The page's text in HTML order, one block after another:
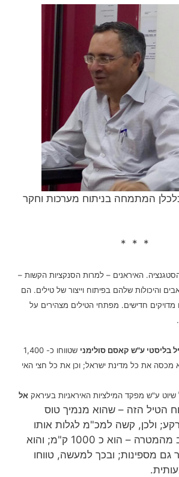
המתמחה בניתוח מערכות וחקר
* * *
האיראנים – למרות הסנקציות הקשות –
והיכולות שלהם בפיתוח וייצור של טילים. הם
מדויקים חדישים. מפתחי הטילים מצהירים על
בליסטי ע"ש קאסם סולימני
שטווחו כ- 1,400
מכסה את כל מדינת ישראל; וכן את כל חצי האי
שיוט ע"ש מפקד המילציות האיראניות בעיראק אל
הטיל הזה – שהוא מנמיך טוס
ולכן, קשה למכ"מ לגלות אותו
במרחק רב מהמטרה – הוא כ 1000 ק"מ; והוא
גם מספינות; ובכך למעשה, טווחו